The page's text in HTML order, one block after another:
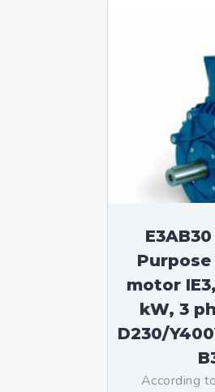
Pompes à
Purpose
motor
kW, 3
D230/
According